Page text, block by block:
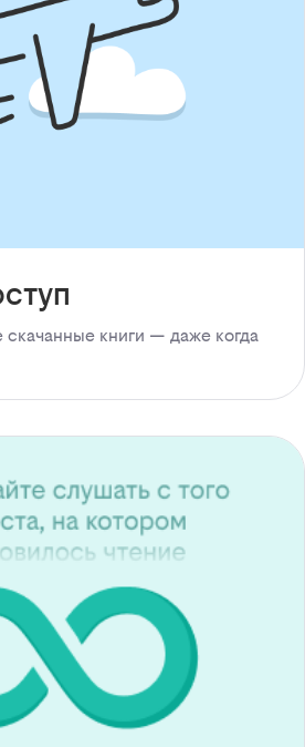
скачанные книги — даже когда